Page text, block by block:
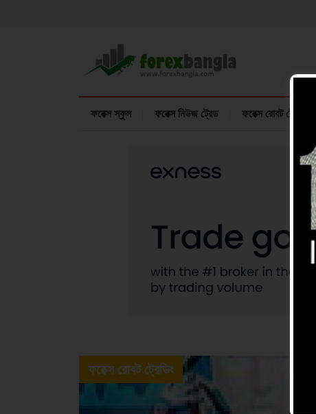
ফরেক্স স্কুল ফরেক্স নিউজ ট্রেড ফরেক্স রোবট ট্রেডিং
ফরেক্স রোবট ট্রেডিং